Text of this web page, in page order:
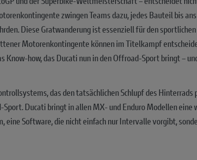
zwingen Teams dazu, jedes Bauteil bis
Diese Gratwanderung ist essenziell für den
Motorenkontingente können im Titelkampf
Know-how, das Ducati nun in den Offroad-Sport bringt –
das den tatsächlichen Schlupf des
Ducati bringt in allen MX- und Enduro Modellen eine
Software, die nicht einfach nur Intervalle vorgibt,